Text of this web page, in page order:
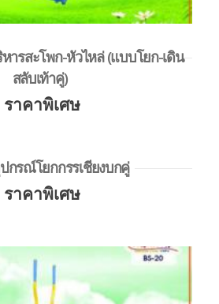
ารสะโพก-หัวไหล่ (แบบโยก-เดิน
สลับเท้าคู่)
ราคาพิเศษ
กรณ์โยกกรรเชียงบกคู่
ราคาพิเศษ